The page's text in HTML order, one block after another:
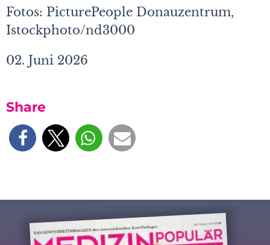
Fotos: PicturePeople Donauzentrum,
Istockphoto/nd3000
02. Juni 2026
Share